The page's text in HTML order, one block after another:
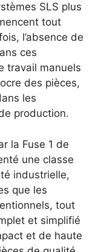
SLS plus
tout
l’absence de
ces
travail manuels
des pièces,
les
production.
la Fuse 1 de
une classe
industrielle,
que les
tout
et simplifié
et de haute